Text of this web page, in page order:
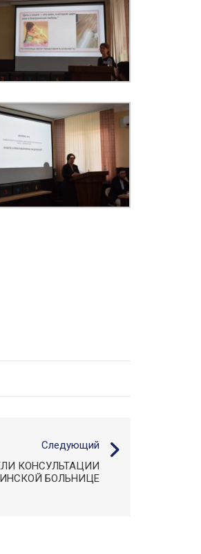
Следующий
КОНСУЛЬТАЦИИ
БОЛЬНИЦЕ